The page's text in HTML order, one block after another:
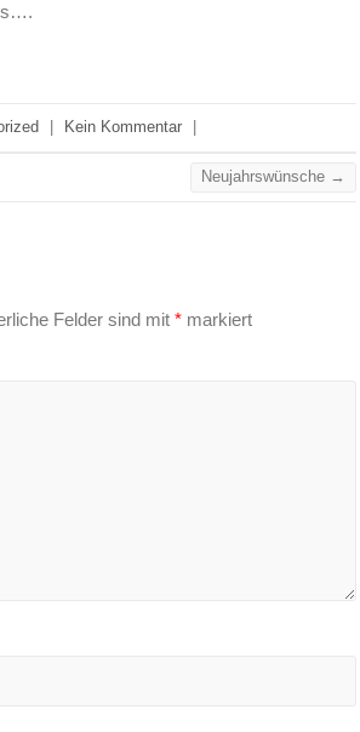
Kein Kommentar
Neujahrswünsche →
Felder sind mit * markiert